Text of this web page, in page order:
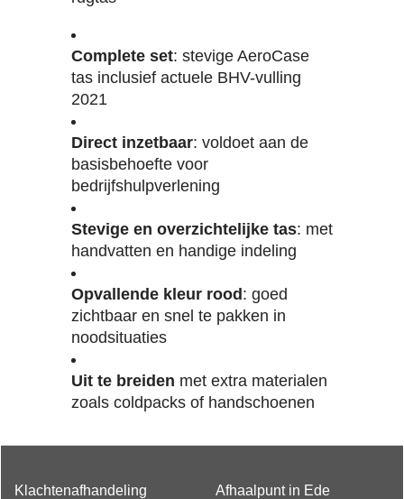
Complete set: stevige AeroCase
tas inclusief actuele BHV-vulling
2021
Direct inzetbaar: voldoet aan de
basisbehoefte voor
bedrijfshulpverlening
Stevige en overzichtelijke tas: met
handvatten en handige indeling
Opvallende kleur rood : goed
zichtbaar en snel te pakken in
noodsituaties
Uit te breiden met extra materialen
zoals coldpacks of handschoenen
Klachtenafhandeling
Afhaalpunt in Ede